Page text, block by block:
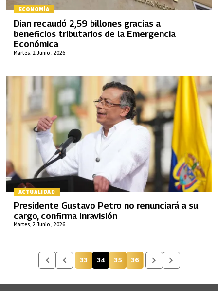
ECONOMÍA
Martes, 2 Junio , 2026
Dian recaudó 2,59 billones gracias a
beneficios tributarios de la Emergencia
Económica
ACTUALIDAD
Martes, 2 Junio , 2026
Presidente Gustavo Petro no renunciará a su
cargo, confirma Inravisión
Página
33 Página actual
34 Página
35 Página
36